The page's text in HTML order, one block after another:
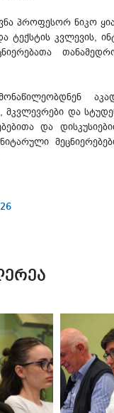
პროფესორ ნიკო
ტექსტის კვლევის,
მკვლევრები და
და